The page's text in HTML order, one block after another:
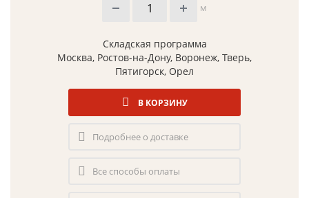
м
Складская программа
Москва, Ростов-на-Дону, Воронеж, Тверь,
Пятигорск, Орел
В КОРЗИНУ
Подробнее о доставке
Все способы оплаты